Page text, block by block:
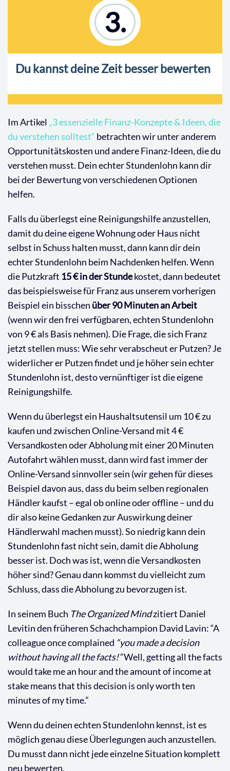
3.
Du kannst deine Zeit besser bewerten
Im Artikel „3 essenzielle Finanz-Konzepte & Ideen, die
du verstehen solltest“ betrachten wir unter anderem
Opportunitätskosten und andere Finanz-Ideen, die du
verstehen musst. Dein echter Stundenlohn kann dir
bei der Bewertung von verschiedenen Optionen
helfen.
Falls du überlegst eine Reinigungshilfe anzustellen,
damit du deine eigene Wohnung oder Haus nicht
selbst in Schuss halten musst, dann kann dir dein
echter Stundenlohn beim Nachdenken helfen. Wenn
die Putzkraft 15 € in der Stundekostet, dann bedeutet
das beispielsweise für Franz aus unserem vorherigen
Beispiel ein bisschen über 90 Minuten an Arbeit
(wenn wir den frei verfügbaren, echten Stundenlohn
von 9 € als Basis nehmen). Die Frage, die sich Franz
jetzt stellen muss: Wie sehr verabscheut er Putzen? Je
widerlicher er Putzen findet und je höher sein echter
Stundenlohn ist, desto vernünftiger ist die eigene
Reinigungshilfe.
Wenn du überlegst ein Haushaltsutensil um 10 € zu
kaufen und zwischen Online-Versand mit 4 €
Versandkosten oder Abholung mit einer 20 Minuten
Autofahrt wählen musst, dann wird fast immer der
Online-Versand sinnvoller sein (wir gehen für dieses
Beispiel davon aus, dass du beim selben regionalen
Händler kaufst – egal ob online oder offline – und du
dir also keine Gedanken zur Auswirkung deiner
Händlerwahl machen musst). So niedrig kann dein
Stundenlohn fast nicht sein, damit die Abholung
besser ist. Doch was ist, wenn die Versandkosten
höher sind? Genau dann kommst du vielleicht zum
Schluss, dass die Abholung zu bevorzugen ist.
In seinem Buch The Organized Mindzitiert Daniel
Levitin den früheren Schachchampion David Lavin: “A
colleague once complained “you made a decision
without having all the facts!”Well, getting all the facts
would take me an hour and the amount of income at
stake means that this decision is only worth ten
minutes of my time.”
Wenn du deinen echten Stundenlohn kennst, ist es
möglich genau diese Überlegungen auch anzustellen.
Du musst dann nicht jede einzelne Situation komplett
neu bewerten.